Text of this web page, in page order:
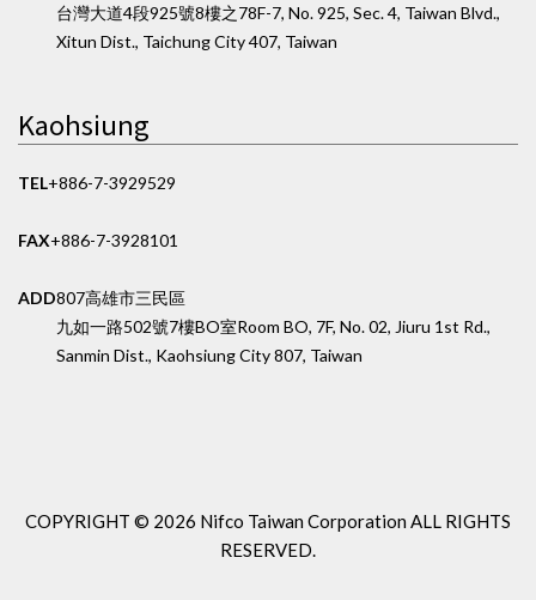
台灣大道4段925號8樓之78F-7, No. 925, Sec. 4, Taiwan Blvd.,
Xitun Dist., Taichung City 407, Taiwan
Kaohsiung
TEL+886-7-3929529
FAX+886-7-3928101
ADD807高雄市三民區
九如一路502號7樓BO室Room BO, 7F, No. 02, Jiuru 1st Rd.,
Sanmin Dist., Kaohsiung City 807, Taiwan
COPYRIGHT © 2026 Nifco Taiwan Corporation ALL RIGHTS
RESERVED.